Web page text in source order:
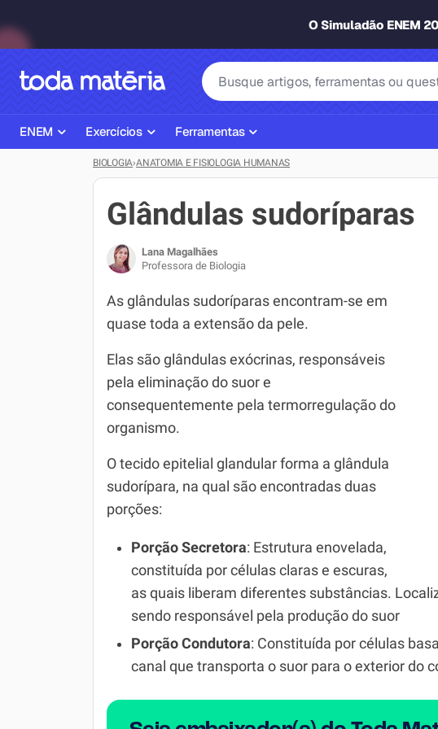
O Simuladão ENEM
ENEM
Página Inicial ENEM
Plano de Estudos
Corretor de Redação
Exercícios ENEM
Simulados ENEM
Simulador SiSU
Exercícios
ENEM
Matemática
História
Biologia
Inglês
Geografia
Física
Química
Todos os Exercícios
Ferramentas
Ajudante de Dever de Casa
Corretor de Redação
Gerador Referências Bibliográficas ABNT
BIOLOGIA›ANATOMIA E FISIOLOGIA HUMANAS
Glândulas sudoríparas
Lana Magalhães
Professora de Biologia
As glândulas sudoríparas encontram-se em
quase toda a extensão da pele.
Elas são glândulas exócrinas, responsáveis
pela eliminação do suor e
consequentemente pela termorregulação do
organismo.
O tecido epitelial glandular forma a glândula
sudorípara, na qual são encontradas duas
porções:
Porção Secretora: Estrutura enovelada,
constituída por células claras e escuras,
as quais liberam diferentes substâncias.
sendo responsável pela produção do suor
Porção Condutora: Constituída por células
canal que transporta o suor para o exterior do